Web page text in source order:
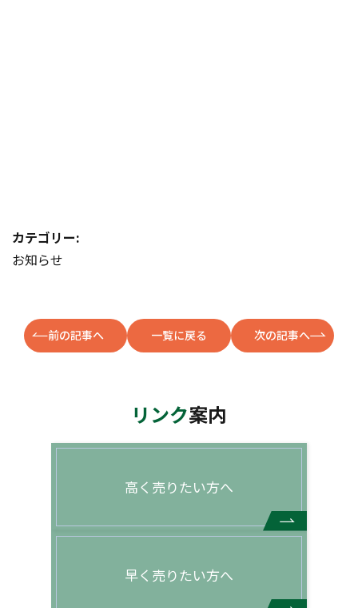
カテゴリー:
お知らせ
前の記事へ 一覧に戻る 次の記事へ
リンク案内
高く売りたい方へ
早く売りたい方へ